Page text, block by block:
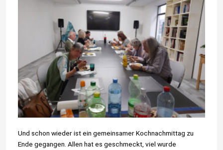
Und schon wieder ist ein gemeinsamer Kochnachmittag zu
Ende gegangen. Allen hat es geschmeckt, viel wurde